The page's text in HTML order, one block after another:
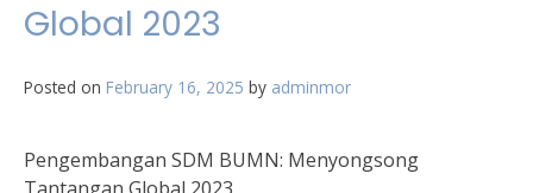
Global 2023
Posted on February 16, 2025 by adminmor
Pengembangan SDM BUMN: Menyongsong